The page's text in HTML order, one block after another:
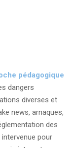
pédagogique
dangers
diverses et
news, arnaques,
des
pour